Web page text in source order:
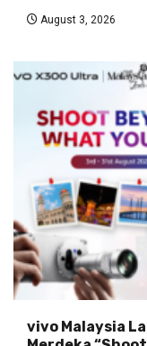
August 3, 2026
vivo Malaysia